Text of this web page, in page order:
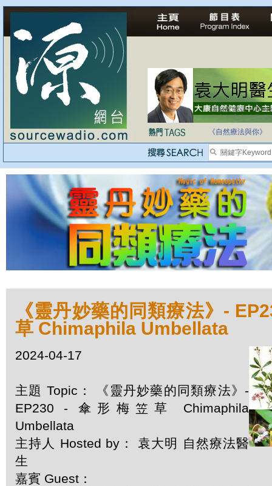
自家教育合法化-
《自然療法與你》
《靈丹妙藥的同類療法》-
草 Chimaphila Umbellata
2024-04-17
主題 Topic： 《靈丹妙藥的同類療法》-
EP230 - 傘形梅笠草 Chimaphila
Umbellata
主持人 Hosted by： 袁大明 自然療法醫
生
嘉賓 Guest：